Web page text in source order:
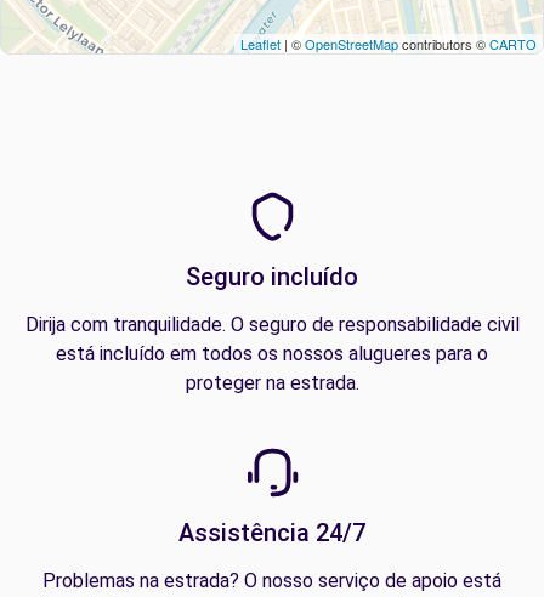
Leaflet | ©OpenStreetMapcontributors ©CARTO
Seguro incluído
Dirija com tranquilidade. O seguro de responsabilidade civil
está incluído em todos os nossos alugueres para o
proteger na estrada.
Assistência 24/7
Problemas na estrada? O nosso serviço de apoio está